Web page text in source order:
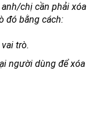
chị cần phải xóa
đó bằng cách:
trò.
người dùng để xóa